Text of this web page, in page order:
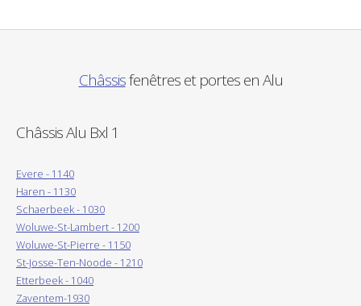
Châssisfenêtres et portes en Alu
Châssis Alu Bxl 1
Evere - 1140
Haren - 1130
Schaerbeek - 1030
Woluwe-St-Lambert - 1200
Woluwe-St-Pierre - 1150
St-Josse-Ten-Noode - 1210
Etterbeek - 1040
Zaventem-1930